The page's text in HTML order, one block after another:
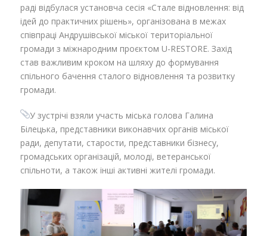
раді відбулася установча сесія «Стале відновлення: від
ідей до практичних рішень», організована в межах
співпраці Андрушівської міської територіальної
громади з міжнародним проєктом U-RESTORE. Захід
став важливим кроком на шляху до формування
спільного бачення сталого відновлення та розвитку
громади.
У зустрічі взяли участь міська голова Галина
Білецька, представники виконавчих органів міської
ради, депутати, старости, представники бізнесу,
громадських організацій, молоді, ветеранської
спільноти, а також інші активні жителі громади.